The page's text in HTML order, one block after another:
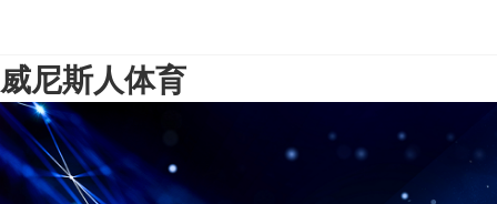
威尼斯人体育